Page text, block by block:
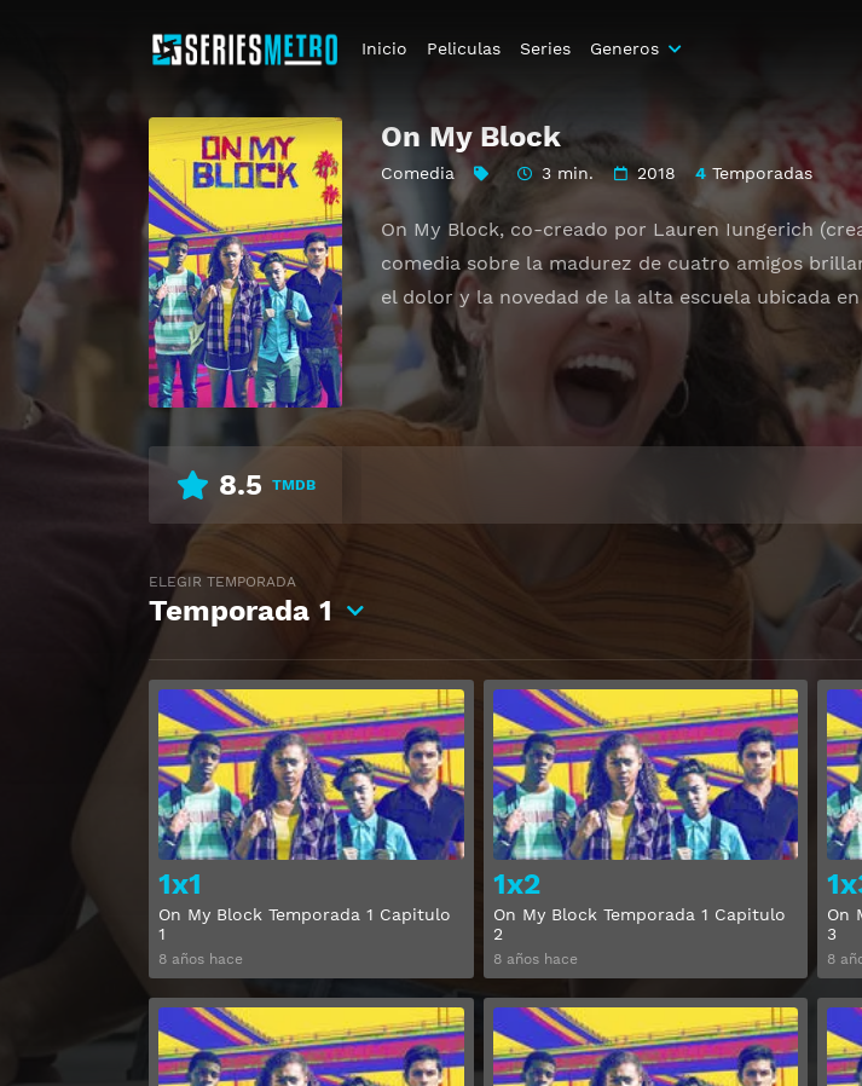
Inicio Peliculas Series Generos
On My Block
Comedia 3 min. 2018 4Temporadas
On My Block, co-creado por Lauren Iungerich
comedia sobre la madurez de cuatro amigos
el dolor y la novedad de la alta escuela ubicada
8.5 TMDB
ELEGIR TEMPORADA
Temporada 1
1x1
On My Block Temporada 1 Capitulo
1
8 años hace
Ver
1x2
On My Block Temporada 1 Capitulo
2
8 años hace
On
3
8
Ver